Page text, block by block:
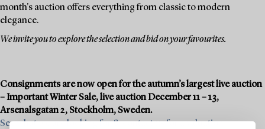
month's auction offers everything from classic to modern
elegance.
We invite you to explore the selection and bid on your favourites.
Consignments are now open for the autumn’s largest live auction
– Important Winter Sale, live auction December 11 – 13,
Arsenalsgatan 2, Stockholm, Sweden.
See what we are looking for & contact us for a valuation>